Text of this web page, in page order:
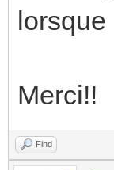
Merci!!
Find